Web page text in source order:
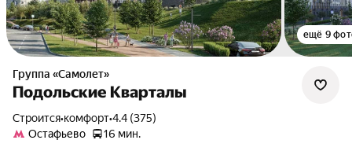
ещё 9
Группа «Самолет»
Подольские Кварталы
Строится•комфорт•4.4 (375)
Остафьево
16 мин.